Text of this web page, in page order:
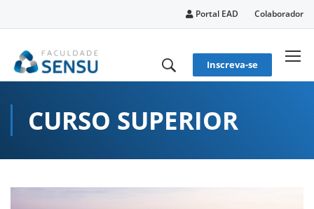
Portal EAD Colaborador
Inscreva-se
CURSO SUPERIOR